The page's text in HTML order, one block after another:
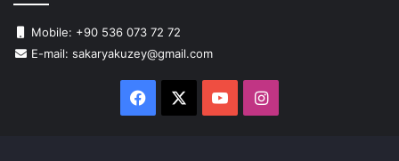
Mobile: +90 536 073 72 72
E-mail: sakaryakuzey@gmail.com
Facebook YouTubeInstagram